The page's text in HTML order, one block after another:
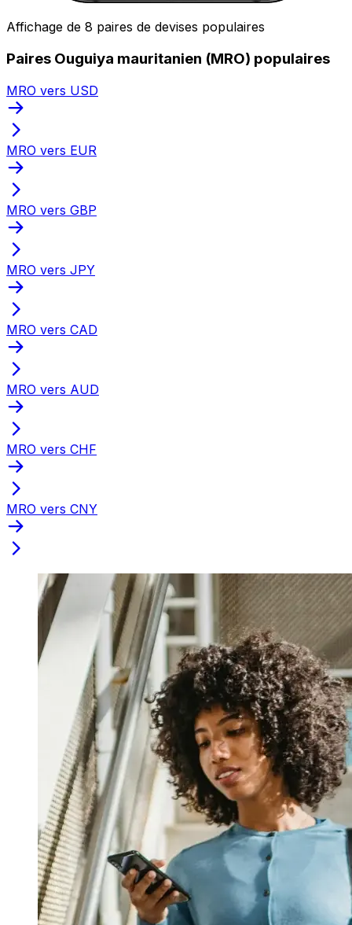
Affichage de 8 paires de devises populaires
Paires Ouguiya mauritanien (MRO) populaires
MRO vers USD
MRO vers EUR
MRO vers GBP
MRO vers JPY
MRO vers CAD
MRO vers AUD
MRO vers CHF
MRO vers CNY